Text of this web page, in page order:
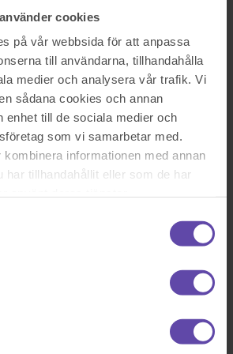
cookies
på vår webbsida för att anpassa
till användarna, tillhandahålla
medier och analysera vår trafik. Vi
sådana cookies och annan
enhet till de sociala medier och
som vi samarbetar med.
informationen med annan
har tillhandahållit eller som de har
av hyresavtal
av en dam som dog 13 juni. Döttrarna ska
jag 3 månader som tanten skrev i